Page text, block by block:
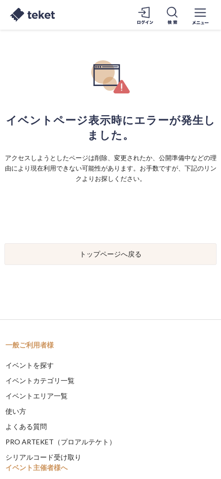
イベントページ表示時にエラーが発生し
ました。
アクセスしようとしたページは削除、変更されたか、公開準備中などの理
由により現在利用できない可能性があります。お手数ですが、下記のリン
クよりお探しください。
トップページへ戻る
一般ご利用者様
イベントを探す
イベントカテゴリ一覧
イベントエリア一覧
使い方
よくある質問
PRO ARTEKET（プロアルテケト）
シリアルコード受け取り
イベント主催者様へ